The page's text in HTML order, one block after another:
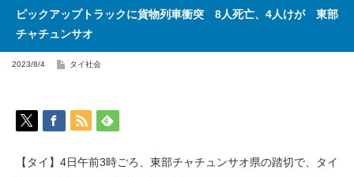
ピックアップトラックに貨物列車衝突 8人死亡、4人けが 東部
チャチュンサオ
2023/8/4 タイ社会
【タイ】4日午前3時ごろ、東部チャチュンサオ県の踏切で、タイ